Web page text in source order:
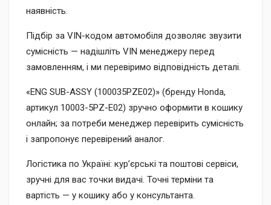
наявність.
Підбір за VIN-кодом автомобіля дозволяє звузити
сумісність — надішліть VIN менеджеру перед
замовленням, і ми перевіримо відповідність деталі.
«ENG SUB-ASSY (100035PZE02)» (бренду Honda,
артикул 10003-5PZ-E02) зручно оформити в кошику
онлайн; за потреби менеджер перевірить сумісність
і запропонує перевірений аналог.
Логістика по Україні: кур’єрські та поштові сервіси,
зручні для вас точки видачі. Точні терміни та
вартість — у кошику або у консультанта.